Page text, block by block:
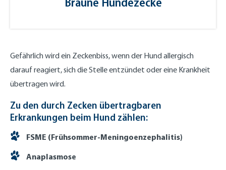
Gefährlich wird ein Zeckenbiss, wenn der Hund allergisch
darauf reagiert, sich die Stelle entzündet oder eine Krankheit
übertragen wird.
Zu den durch Zecken übertragbaren
Erkrankungen beim Hund zählen:
FSME (Frühsommer-Meningoenzephalitis)
Anaplasmose